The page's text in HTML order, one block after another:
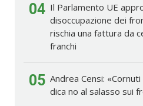
04 Il Parlamento UE
disoccupazione dei
rischia una fattura da
franchi
05 Andrea Censi:
dica no al salasso sui